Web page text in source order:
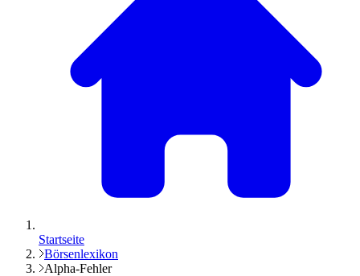
Startseite
Börsenlexikon
Alpha-Fehler